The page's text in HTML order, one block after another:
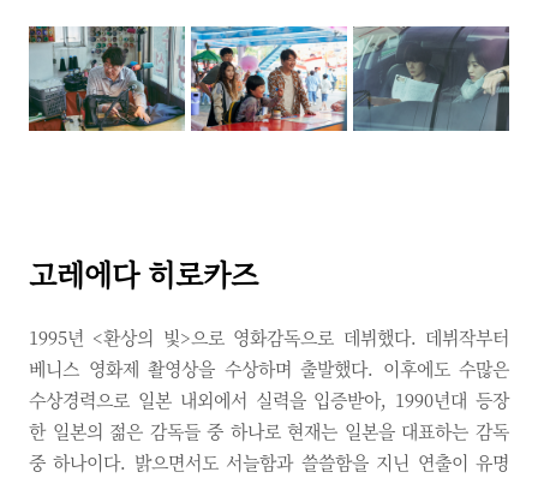
고레에다 히로카즈
1995년 <환상의 빛>으로 영화감독으로 데뷔했다. 데뷔작부터
베니스 영화제 촬영상을 수상하며 출발했다. 이후에도 수많은
수상경력으로 일본 내외에서 실력을 입증받아, 1990년대 등장
한 일본의 젊은 감독들 중 하나로 현재는 일본을 대표하는 감독
중 하나이다. 밝으면서도 서늘함과 쓸쓸함을 지닌 연출이 유명